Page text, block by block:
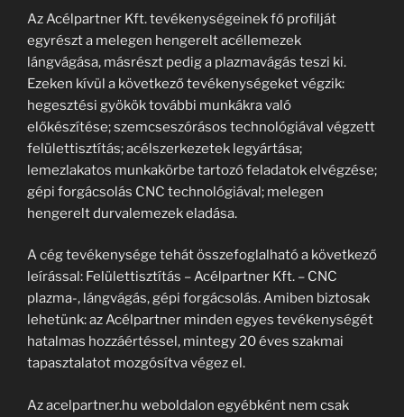
Az Acélpartner Kft. tevékenységeinek fő profilját
egyrészt a melegen hengerelt acéllemezek
lángvágása, másrészt pedig a plazmavágás teszi ki.
Ezeken kívül a következő tevékenységeket végzik:
hegesztési gyökök további munkákra való
előkészítése; szemcseszórásos technológiával végzett
felülettisztítás; acélszerkezetek legyártása;
lemezlakatos munkakörbe tartozó feladatok elvégzése;
gépi forgácsolás CNC technológiával; melegen
hengerelt durvalemezek eladása.
A cég tevékenysége tehát összefoglalható a következő
leírással: Felülettisztítás – Acélpartner Kft. – CNC
plazma-, lángvágás, gépi forgácsolás. Amiben biztosak
lehetünk: az Acélpartner minden egyes tevékenységét
hatalmas hozzáértéssel, mintegy 20 éves szakmai
tapasztalatot mozgósítva végez el.
Az acelpartner.hu weboldalon egyébként nem csak